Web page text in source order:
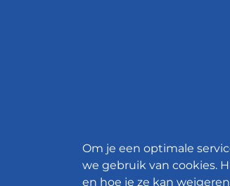
Om je een optimale
we gebruik van cookies.
en hoe je ze kan